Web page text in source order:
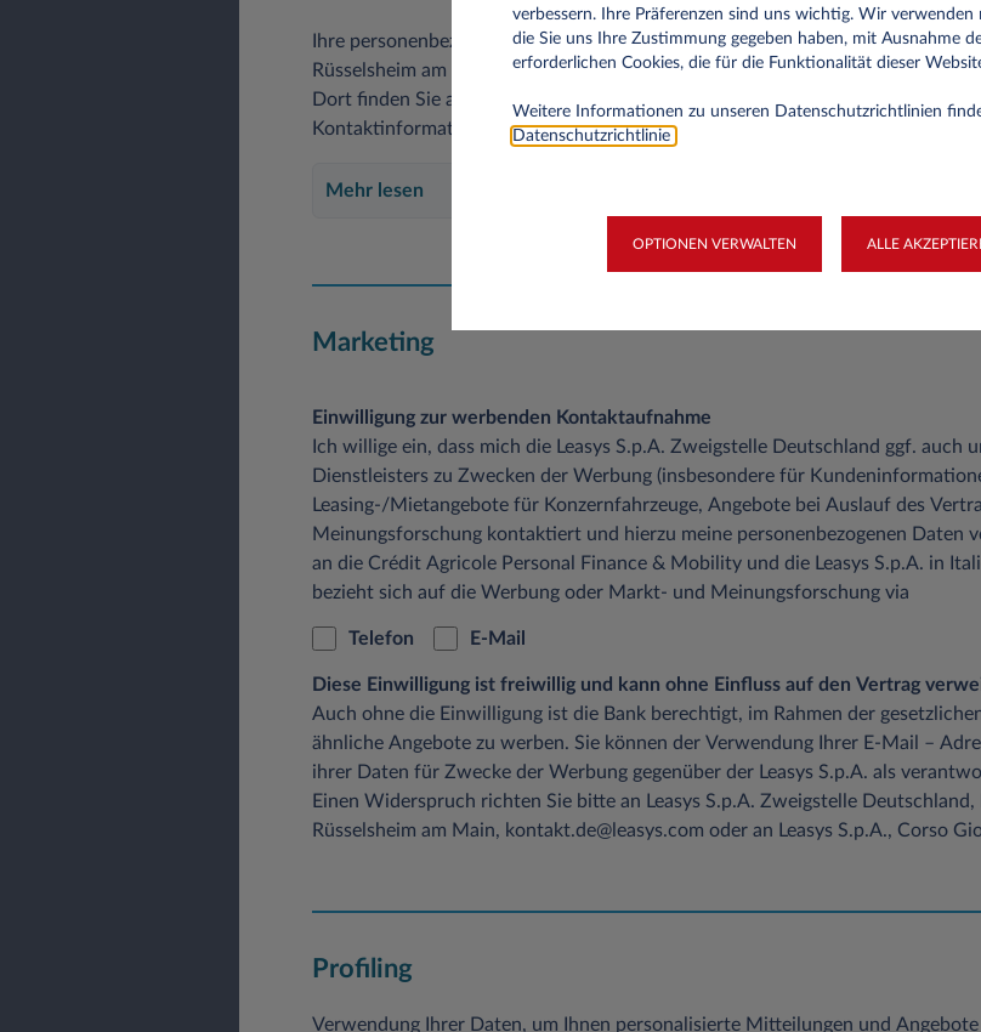
Ihre personenbezogenen Daten werden von Leasys S.p.A. Zweigstelle
Rüsselsheim am Main, Deutschland, als Verantwortlicher wie in der
Dort finden Sie auch weitere Informationen zu Ihren Rechten in Bezug auf
Kontaktinformationen.
Mehr lesen
Marketing
Einwilligung zur werbenden Kontaktaufnahme
Ich willige ein, dass mich die Leasys S.p.A. Zweigstelle Deutschland ggf. auch
Dienstleisters zu Zwecken der Werbung (insbesondere für
Leasing-/Mietangebote für Konzernfahrzeuge, Angebote bei Auslauf des
Meinungsforschung kontaktiert und hierzu meine personenbezogenen Daten
an die Crédit Agricole Personal Finance & Mobility und die Leasys S.p.A. in
bezieht sich auf die Werbung oder Markt- und Meinungsforschung via
Telefon E-Mail
Diese Einwilligung ist freiwillig und kann ohne Einfluss auf den Vertrag
Auch ohne die Einwilligung ist die Bank berechtigt, im Rahmen der
ähnliche Angebote zu werben. Sie können der Verwendung Ihrer E-Mail –
ihrer Daten für Zwecke der Werbung gegenüber der Leasys S.p.A. als
Einen Widerspruch richten Sie bitte an Leasys S.p.A. Zweigstelle
Rüsselsheim am Main, kontakt.de@leasys.com oder an Leasys S.p.A., Corso
Profiling
Verwendung Ihrer Daten, um Ihnen personalisierte Mitteilungen und Angebote
verbessern. Ihre Präferenzen sind uns wichtig. Wir
die Sie uns Ihre Zustimmung gegeben haben, mit Ausnahme
erforderlichen Cookies, die für die Funktionalität dieser
Weitere Informationen zu unseren Datenschutzrichtlinien
Datenschutzrichtlinie
OPTIONEN VERWALTEN ALLE